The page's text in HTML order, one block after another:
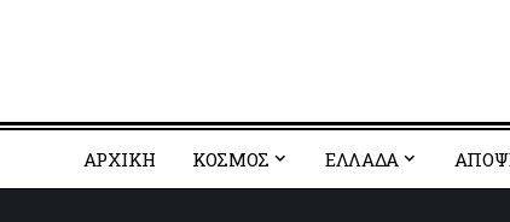
ΑΡΧΙΚΗ ΚΟΣΜΟΣ EΛΛΑΔΑ